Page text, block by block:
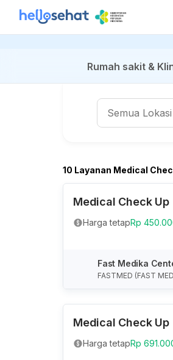
Rumah sakit &
10 Layanan Medical
Medical Check Up
Harga tetapRp
Fast Medika
FASTMED (FAST
Medical Check Up
Harga tetapRp